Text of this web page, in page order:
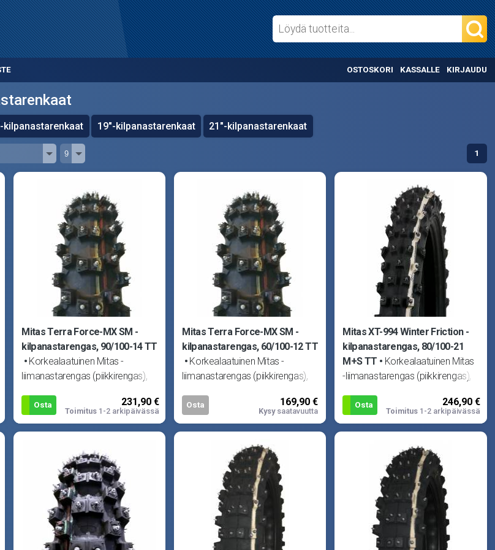
OSTOSKORI KASSALLE KIRJAUDU
kilpanastarenkaat 19"-kilpanastarenkaat 21"-kilpanastarenkaat
1
Mitas Terra Force-MX SM -
kilpanastarengas, 90/100-14 TT
Korkealaatuinen Mitas -
liimanastarengas (piikkirengas),
Renkaassa 198kpl nastoja. TT =
Osta 231,90 €
Toimitus1-2 arkipäivässä
Mitas Terra Force-MX SM -
kilpanastarengas, 60/100-12 TT
Korkealaatuinen Mitas -
liimanastarengas (piikkirengas),
Renkaassa 170kpl nastoja. TT =
Osta 169,90 €
Kysysaatavuutta
Mitas XT-994 Winter Friction -
kilpanastarengas, 80/100-21
M+S TT
Korkealaatuinen Mitas
-liimanastarengas (piikkirengas),
Renkaassa 196kpl nastoja. TT =
Osta 246,90 €
Toimitus1-2 arkipäivässä